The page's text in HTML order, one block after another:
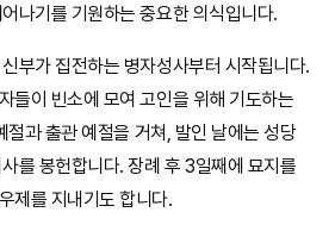
나기를 기원하는 중요한 의식입니다.
부가 집전하는 병자성사부터 시작됩니다.
들이 빈소에 모여 고인을 위해 기도하는
절과 출관 예절을 거쳐, 발인 날에는 성당
를 봉헌합니다. 장례 후 3일째에 묘지를
제를 지내기도 합니다.